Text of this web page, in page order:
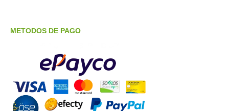
METODOS DE PAGO